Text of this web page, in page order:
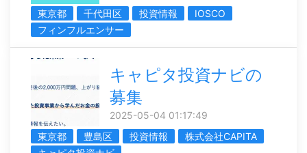
東京都
千代田区 投資情報
IOSCO
フィンフルエンサー
キャピタ投資ナビの
募集
2025-05-04 01:17:49
東京都
豊島区 投資情報
株式会社CAPITA